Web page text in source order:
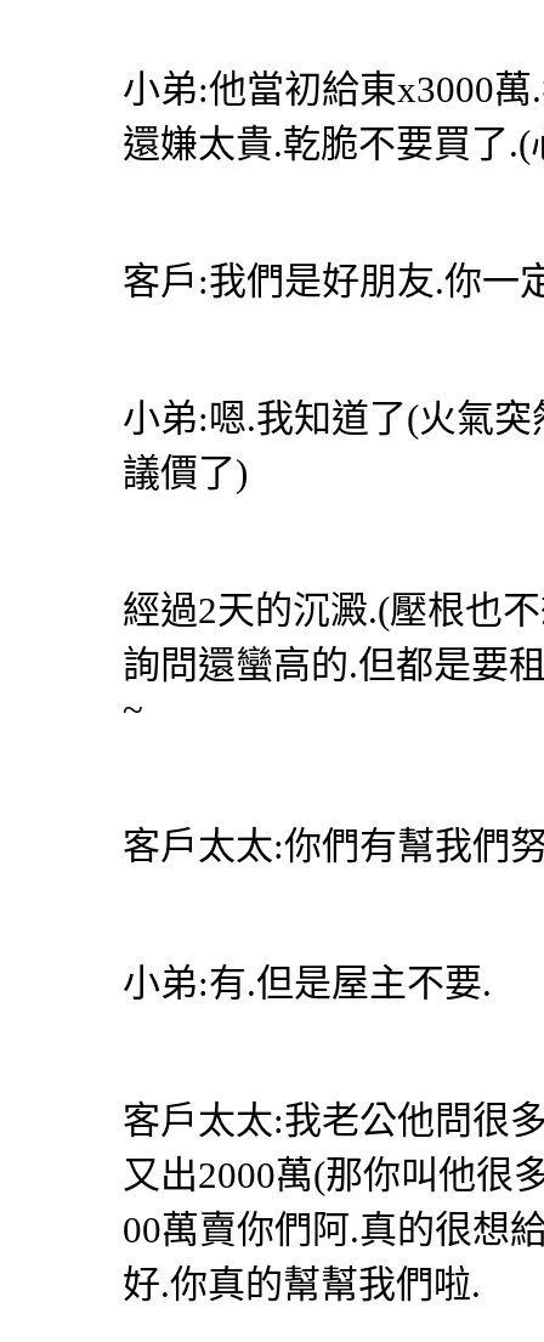
小弟:他當初給東x3000
還嫌太貴.乾脆不要買了
客戶:我們是好朋友.你一
小弟:嗯.我知道了(火氣
議價了)
經過2天的沉澱.(壓根也
詢問還蠻高的.但都是要
~
客戶太太:你們有幫我們
小弟:有.但是屋主不要.
客戶太太:我老公他問很
又出2000萬(那你叫他很
00萬賣你們阿.真的很想
好.你真的幫幫我們啦.